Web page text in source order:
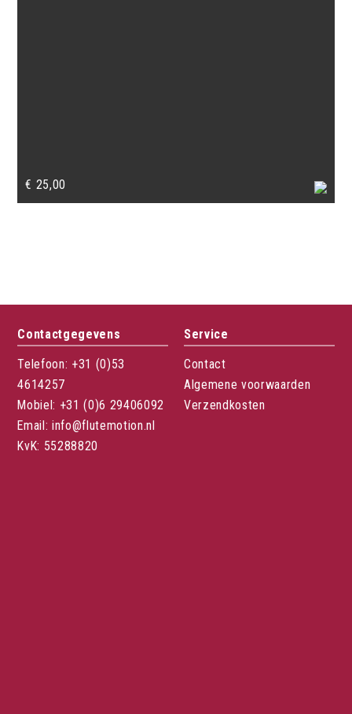
€ 25,00
Contactgegevens
Telefoon: +31 (0)53
4614257
Mobiel: +31 (0)6 29406092
Email: info@flutemotion.nl
KvK: 55288820
Service
Contact
Algemene voorwaarden
Verzendkosten